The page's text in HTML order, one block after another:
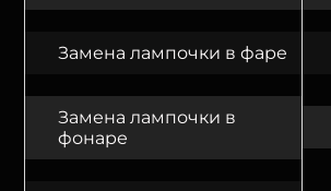
Замена лампочки в фаре
Замена лампочки в
фонаре